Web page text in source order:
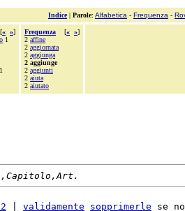
Indice| Parole: Alfabetica - Frequenza -
[« »]
1
1
Frequenza [« »]
2 affine
2 aggiornata
2 aggiunga
2 aggiunge
2 aggiunti
2 aiuta
2 aiutato
validamente sopprimerle se